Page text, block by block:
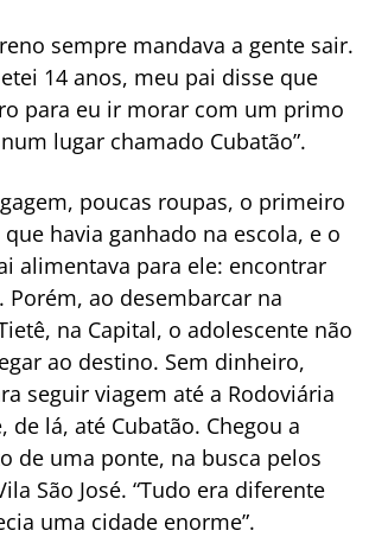
sempre mandava a gente sair.
14 anos, meu pai disse que
para eu ir morar com um primo
lugar chamado Cubatão”.
poucas roupas, o primeiro
havia ganhado na escola, e o
alimentava para ele: encontrar
ao desembarcar na
na Capital, o adolescente não
ao destino. Sem dinheiro,
seguir viagem até a Rodoviária
de lá, até Cubatão. Chegou a
de uma ponte, na busca pelos
São José. “Tudo era diferente
uma cidade enorme”.